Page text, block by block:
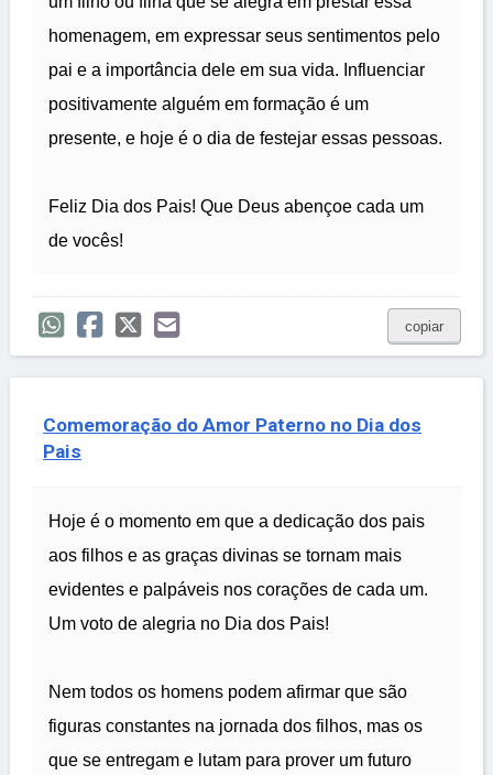
homenagem, em expressar seus sentimentos pelo
pai e a importância dele em sua vida. Influenciar
positivamente alguém em formação é um
presente, e hoje é o dia de festejar essas pessoas.
Feliz Dia dos Pais! Que Deus abençoe cada um
de vocês!
copiar
Comemoração do Amor Paterno no Dia dos
Pais
Hoje é o momento em que a dedicação dos pais
aos filhos e as graças divinas se tornam mais
evidentes e palpáveis nos corações de cada um.
Um voto de alegria no Dia dos Pais!
Nem todos os homens podem afirmar que são
figuras constantes na jornada dos filhos, mas os
que se entregam e lutam para prover um futuro